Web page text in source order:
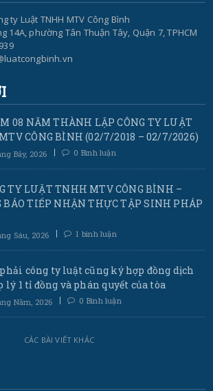
ty Luật TNHH MTV Công Bình
14A, phường Tân Thuận Tây, Quận 7, TPHCM
08 NĂM THÀNH LẬP CÔNG TY LUẬT
CÔNG BÌNH (02/7/2018 – 02/7/2026)
Bảy, 2026 0 Bình luận
TY LUẬT TNHH MTV CÔNG BÌNH –
BÁO TIẾP NHẬN THỰC TẬP SINH PHÁP
Sáu, 2026 1 bình luận
công ty luật cũng ký hợp đồng dịch
lý 1 tỉ đồng và phán quyết của tòa
Năm, 2026 0 Bình luận
CÁC BÀI VIẾT KHÁC